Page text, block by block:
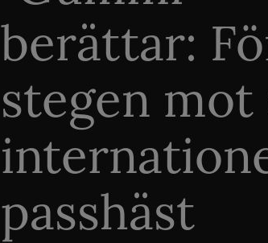
berättar:
stegen mot
passhäst